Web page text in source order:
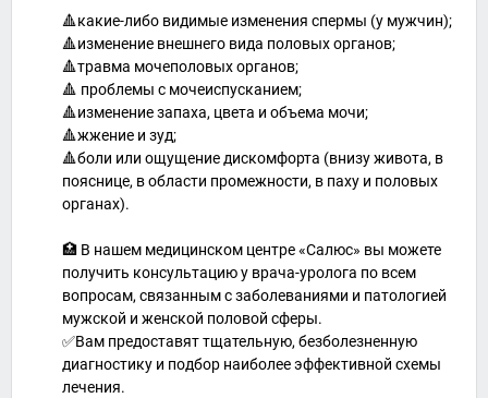
🔺какие-либо видимые изменения спермы (у мужчин);
🔺изменение внешнего вида половых органов;
🔺травма мочеполовых органов;
🔺 проблемы с мочеиспусканием;
🔺изменение запаха, цвета и объема мочи;
🔺жжение и зуд;
🔺боли или ощущение дискомфорта (внизу живота, в
пояснице, в области промежности, в паху и половых
органах).
🏥 В нашем медицинском центре «Салюс» вы можете
получить консультацию у врача-уролога по всем
вопросам, связанным с заболеваниями и патологией
мужской и женской половой сферы.
✅Вам предоставят тщательную, безболезненную
диагностику и подбор наиболее эффективной схемы
лечения.